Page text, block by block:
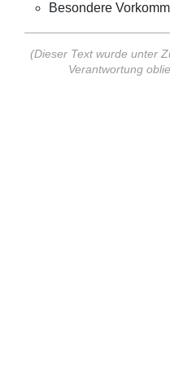
Besondere
(Dieser Text wurde unter
Verantwortung